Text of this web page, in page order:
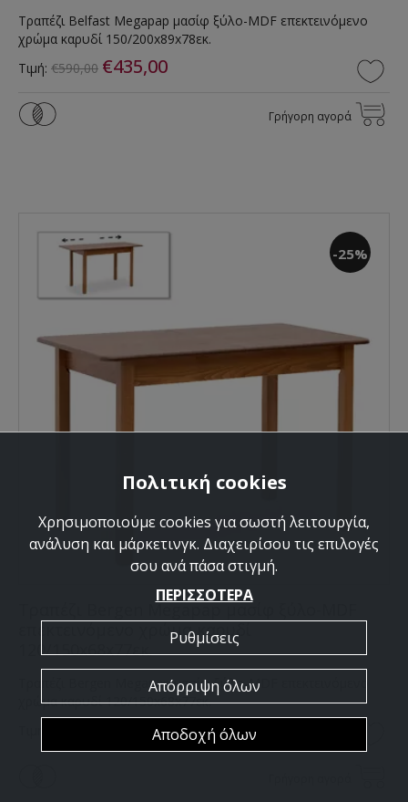
Τραπέζι Belfast Megapap μασίφ ξύλο-MDF επεκτεινόμενο
χρώμα καρυδί 150/200x89x78εκ.
Τιμή: €590,00 €435,00
Γρήγορη αγορά
-25%
επεκτεινόμενο χρώμα καρυδί
120/150x68x77εκ.
Τραπέζι Bergen Megapap μασίφ ξύλο-MDF επεκτεινόμενο
χρώμα καρυδί 120/150x68x77εκ.
€195,00
Πολιτική cookies
Χρησιμοποιούμε cookies για σωστή λειτουργία,
ανάλυση και μάρκετινγκ. Διαχειρίσου τις επιλογές
σου ανά πάσα στιγμή.
ΠΕΡΙΣΣΟΤΕΡΑ
Ρυθμίσεις
Απόρριψη όλων
Αποδοχή όλων